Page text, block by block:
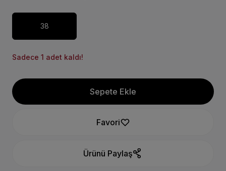
38
Sadece 1 adet kaldı!
Sepete Ekle
Favori
Ürünü Paylaş